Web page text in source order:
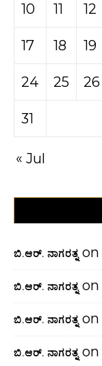
10 11 12
17 18 19
24 25 26
31
« Jul
ಬಿ.ಆರ್. ನಾಗರತ್ನ on
ಬಿ.ಆರ್. ನಾಗರತ್ನ on
ಬಿ.ಆರ್. ನಾಗರತ್ನ on
ಬಿ.ಆರ್. ನಾಗರತ್ನ on